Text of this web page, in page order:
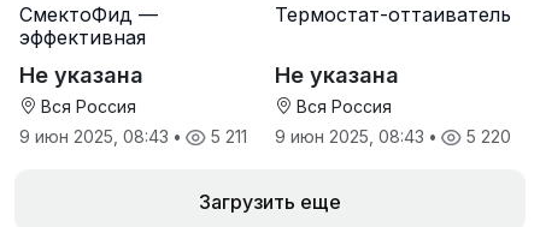
СмектоФид —
эффективная
антидиарейная
кормовая добавка для
телят
Не указана
Вся Россия
9 июн 2025, 08:43 • 5 211
Термостат-оттаиватель
Не указана
Вся Россия
9 июн 2025, 08:43 • 5 220
Загрузить еще